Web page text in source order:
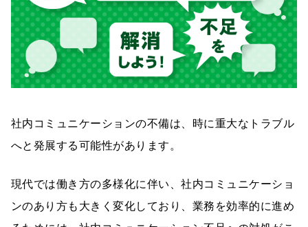
社内コミュニケーションの不備は、時に重大なトラブル
へと発展する可能性があります。
現代では働き方の多様化に伴い、社内コミュニケーショ
ンのあり方も大きく変化しており、業務を効率的に進め